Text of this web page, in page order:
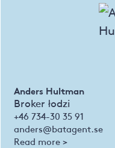
Anders Hultman
Broker łodzi
+46 734-30 35 91
anders@batagent.se
Read more >